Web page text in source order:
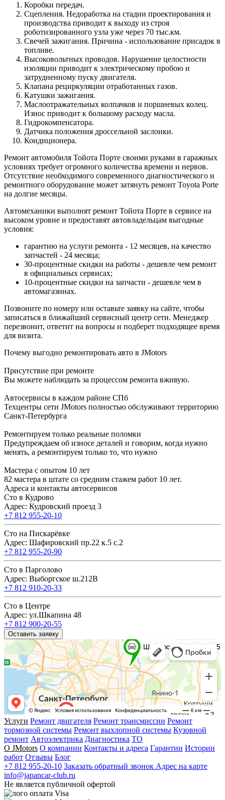
Коробки передач.
Сцепления. Недоработка на стадии проектирования и
производства приводит к выходу из строя
роботизированного узла уже через 70 тыс.км.
Свечей зажигания. Причина - использование присадок в
топливе.
Высоковольтных проводов. Нарушение целостности
изоляции приводит к электрическому пробою и
затрудненному пуску двигателя.
Клапана рециркуляции отработанных газов.
Катушки зажигания.
Маслоотражательных колпачков и поршневых колец.
Износ приводит к большому расходу масла.
Гидрокомпенсатора.
Датчика положения дроссельной заслонки.
Кондиционера.
Ремонт автомобиля Тойота Порте своими руками в гаражных
условиях требует огромного количества времени и нервов.
Отсутствие необходимого современного диагностического и
ремонтного оборудование может затянуть ремонт Toyota Porte
на долгие месяцы.
Автомеханики выполнят ремонт Тойота Порте в сервисе на
высоком уровне и предоставят автовладельцам выгодные
условия:
гарантию на услуги ремонта - 12 месяцев, на качество
запчастей - 24 месяца;
30-процентные скидки на работы - дешевле чем ремонт
в официальных сервисах;
10-процентные скидки на запчасти - дешевле чем в
автомагазинах.
Позвоните по номеру или оставьте заявку на сайте, чтобы
записаться в ближайший сервисный центр сети. Менеджер
перезвонит, ответит на вопросы и подберет подходящее время
для визита.
Почему выгодно ремонтировать авто в JMotors
Присутствие при ремонте
Вы можете наблюдать за процессом ремонта вживую.
Автосервисы в каждом районе СПб
Техцентры сети JMotors полностью обслуживают территорию
Санкт-Петербурга
Ремонтируем только реальные поломки
Предупреждаем об износе деталей и говорим, когда нужно
менять, а ремонтируем только то, что нужно
Мастера с опытом 10 лет
82 мастера в штате со средним стажем работ 10 лет.
Адреса и контакты автосервисов
Сто в Кудрово
Адрес: Кудровский проезд 3
+7 812 955-20-10
Сто на Пискарёвке
Адрес: Шафировский пр.22 к.5 с.2
+7 812 955-20-90
Сто в Парголово
Адрес: Выборгское ш.212В
+7 812 910-20-33
Сто в Центре
Адрес: ул.Шкапина 48
+7 812 900-20-55
Оставить заявку
Услуги Ремонт двигателя Ремонт трансмиссии Ремонт
тормозной системы Ремонт выхлопной системы Кузовной
ремонт Автоэлектрика Диагностика ТО
О JMotors О компании Контакты и адреса Гарантии Истории
работ Отзывы Блог
+7 812 955-20-10 Заказать обратный звонок Адрес на карте
info@japancar-club.ru
Не является публичной офертой